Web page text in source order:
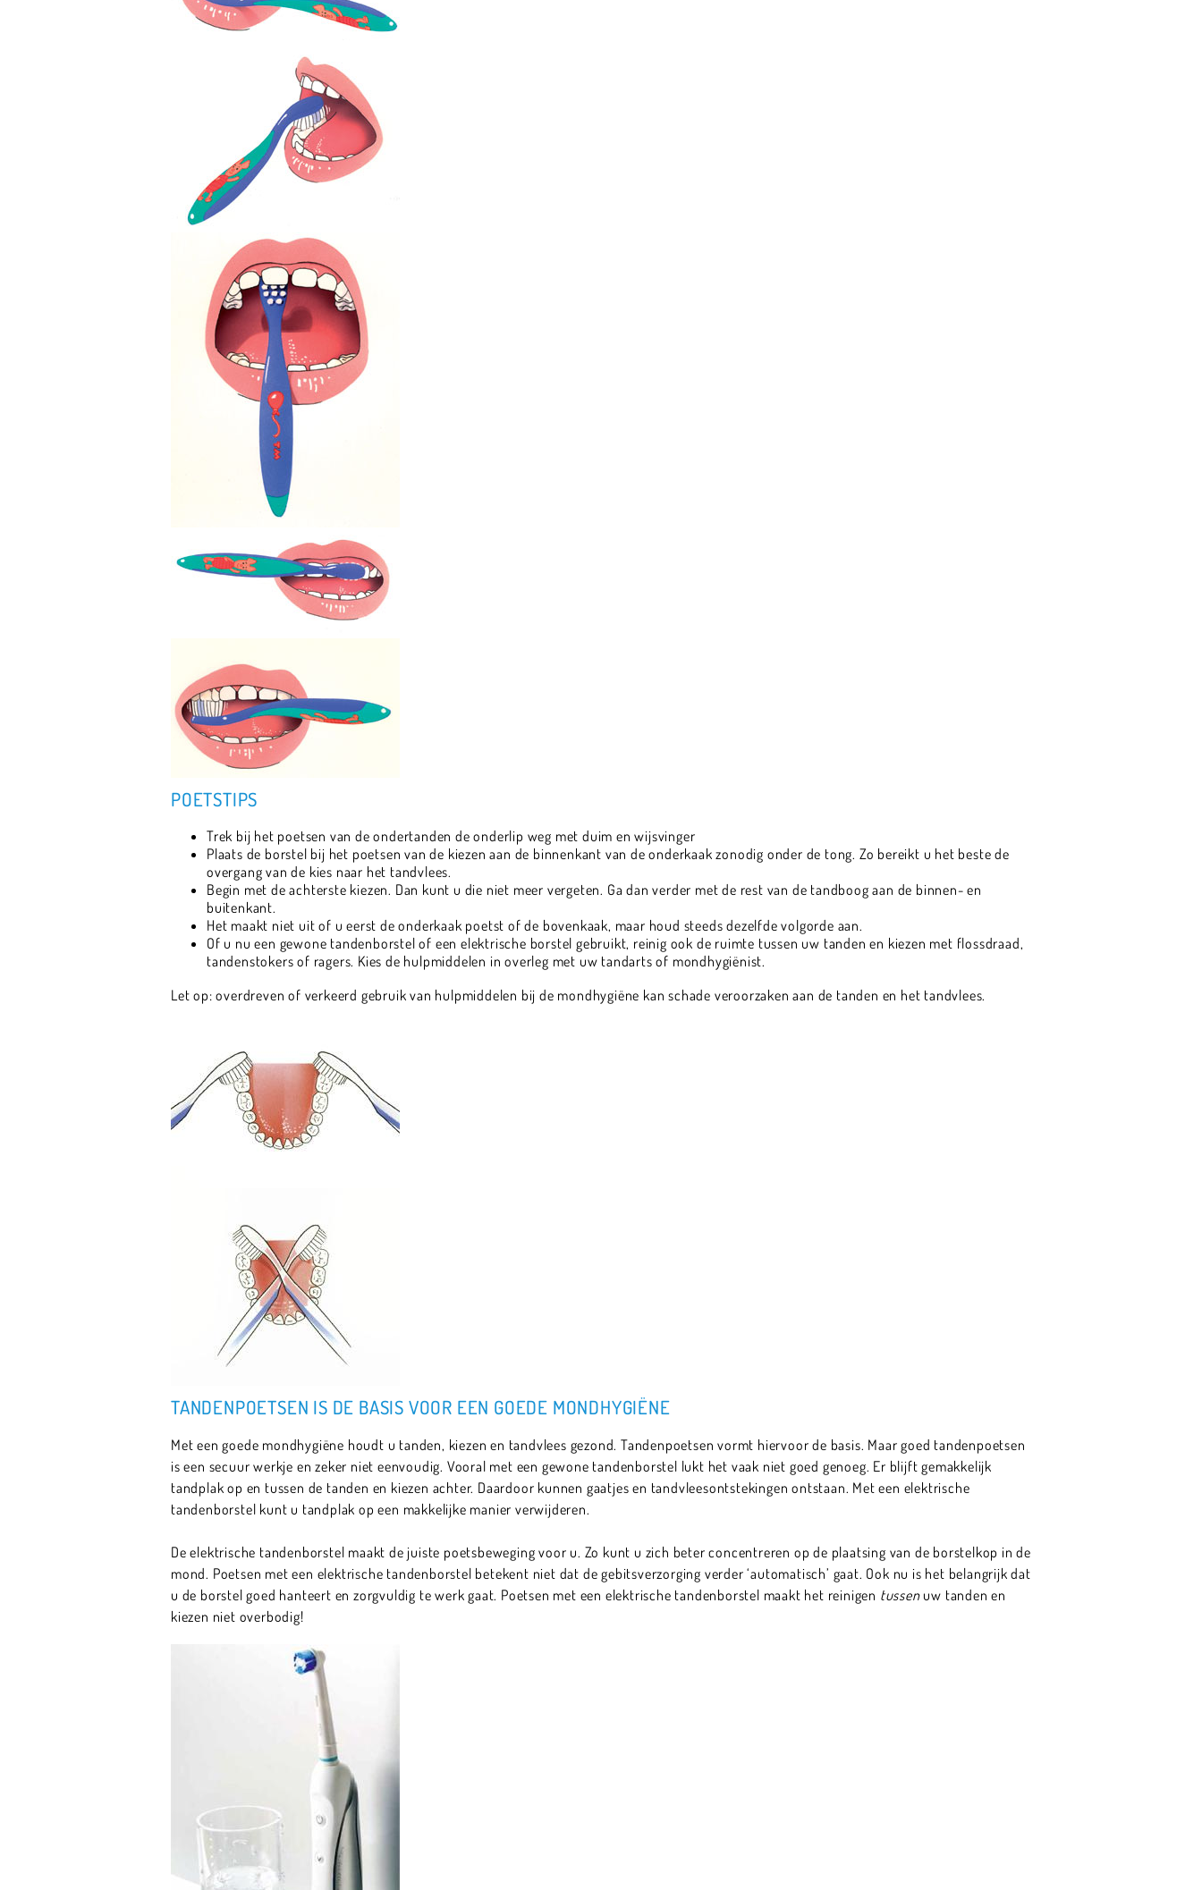
POETSTIPS
Trek bij het poetsen van de ondertanden de onderlip weg met duim en wijsvinger
Plaats de borstel bij het poetsen van de kiezen aan de binnenkant van de onderkaak zonodig onder de tong. Zo bereikt u het beste de
overgang van de kies naar het tandvlees.
Begin met de achterste kiezen. Dan kunt u die niet meer vergeten. Ga dan verder met de rest van de tandboog aan de binnen- en
buitenkant.
Het maakt niet uit of u eerst de onderkaak poetst of de bovenkaak, maar houd steeds dezelfde volgorde aan.
Of u nu een gewone tandenborstel of een elektrische borstel gebruikt, reinig ook de ruimte tussen uw tanden en kiezen met flossdraad,
tandenstokers of ragers. Kies de hulpmiddelen in overleg met uw tandarts of mondhygiënist.
Let op: overdreven of verkeerd gebruik van hulpmiddelen bij de mondhygiëne kan schade veroorzaken aan de tanden en het tandvlees.
TANDENPOETSEN IS DE BASIS VOOR EEN GOEDE MONDHYGIËNE
Met een goede mondhygiëne houdt u tanden, kiezen en tandvlees gezond. Tandenpoetsen vormt hiervoor de basis. Maar goed tandenpoetsen
is een secuur werkje en zeker niet eenvoudig. Vooral met een gewone tandenborstel lukt het vaak niet goed genoeg. Er blijft gemakkelijk
tandplak op en tussen de tanden en kiezen achter. Daardoor kunnen gaatjes en tandvleesontstekingen ontstaan. Met een elektrische
tandenborstel kunt u tandplak op een makkelijke manier verwijderen.
De elektrische tandenborstel maakt de juiste poetsbeweging voor u. Zo kunt u zich beter concentreren op de plaatsing van de borstelkop in de
mond. Poetsen met een elektrische tandenborstel betekent niet dat de gebitsverzorging verder ‘automatisch’ gaat. Ook nu is het belangrijk dat
u de borstel goed hanteert en zorgvuldig te werk gaat. Poetsen met een elektrische tandenborstel maakt het reinigen tussen uw tanden en
kiezen niet overbodig!